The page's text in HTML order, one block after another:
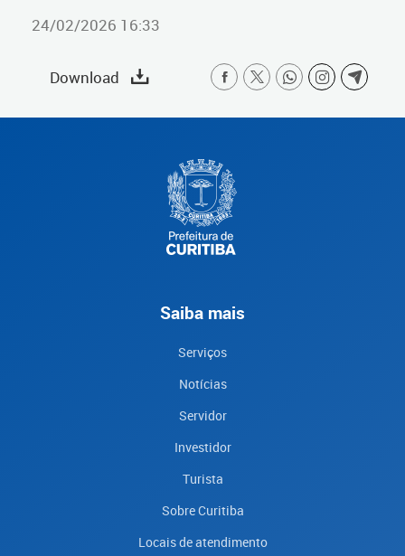
24/02/2026 16:33
Download
Saiba mais
Serviços
Notícias
Servidor
Investidor
Turista
Sobre Curitiba
Locais de atendimento